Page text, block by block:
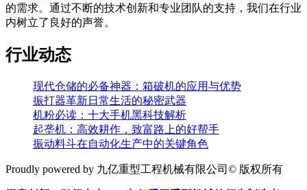
的需求。通过不断的技术创新和专业团队的支持，我们在行业
内树立了良好的声誉。
行业动态
现代仓储的必备神器：箱破机的应用与优势
振打器革新日常生活的秘密武器
机粉必读：十大手机黑科技解析
起垄机：高效耕作，致富路上的好帮手
振动料斗在自动化生产中的关键角色
Proudly powered by 九亿重型工程机械有限公司© 版权所有